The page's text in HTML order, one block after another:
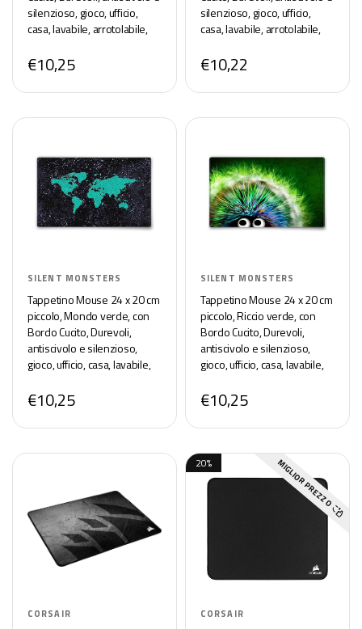
silenzioso, gioco, ufficio,
casa, lavabile, arrotolabile,
Mousepad
€10,25
silenzioso, gioco, ufficio,
casa, lavabile, arrotolabile,
Mousepad
€10,22
SILENT MONSTERS
Tappetino Mouse 24 x 20 cm
piccolo, Mondo verde, con
Bordo Cucito, Durevoli,
antiscivolo e silenzioso,
gioco, ufficio, casa, lavabile,
Gaming Mousepad
€10,25
SILENT MONSTERS
Tappetino Mouse 24 x 20 cm
piccolo, Riccio verde, con
Bordo Cucito, Durevoli,
antiscivolo e silenzioso,
gioco, ufficio, casa, lavabile,
Gaming Mousepad
€10,25
CORSAIR CORSAIR
20% MIGLIOR PREZZO